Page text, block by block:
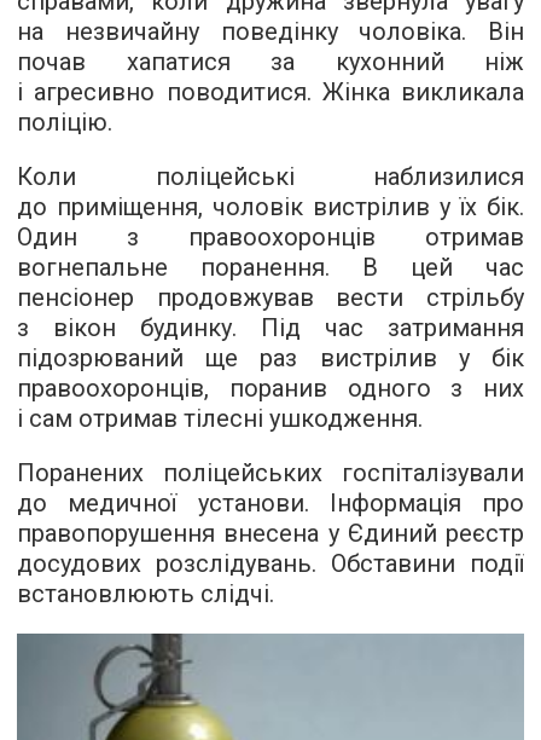
на незвичайну поведінку чоловіка. Він
почав хапатися за кухонний ніж
і агресивно поводитися. Жінка викликала
поліцію.
Коли поліцейські наблизилися
до приміщення, чоловік вистрілив у їх бік.
Один з правоохоронців отримав
вогнепальне поранення. В цей час
пенсіонер продовжував вести стрільбу
з вікон будинку. Під час затримання
підозрюваний ще раз вистрілив у бік
правоохоронців, поранив одного з них
і сам отримав тілесні ушкодження.
Поранених поліцейських госпіталізували
до медичної установи. Інформація про
правопорушення внесена у Єдиний реєстр
досудових розслідувань. Обставини події
встановлюють слідчі.